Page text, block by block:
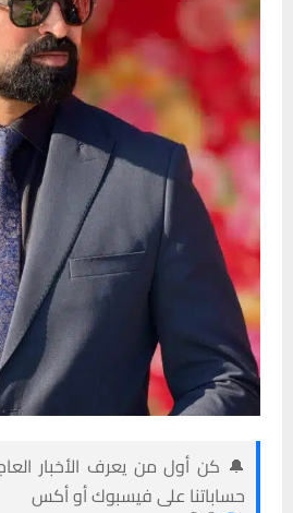
🔔 كن أول من يعرف الأخبار
حساباتنا على فيسبوك أو أكس